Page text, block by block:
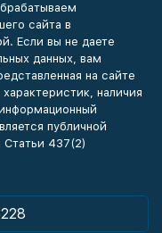
сайта в
Если вы не даете
данных, вам
на сайте
наличия
публичной
437(2)